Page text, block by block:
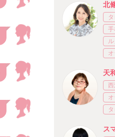
北
手
天
西
ス